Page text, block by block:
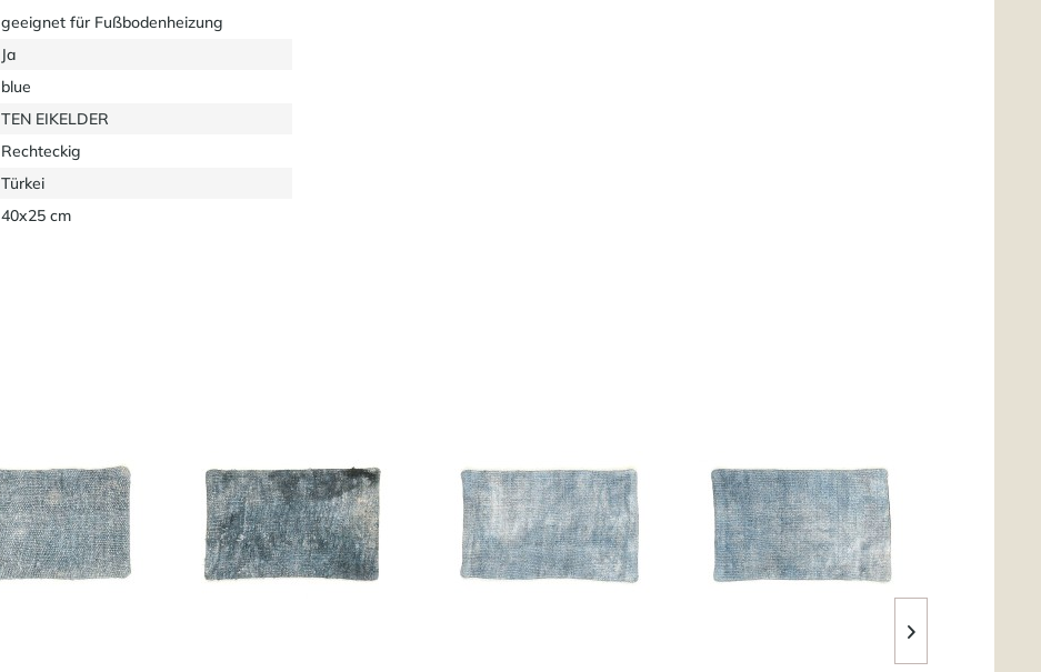
geeignet für Fußbodenheizung
Ja
blue
TEN EIKELDER
Rechteckig
Türkei
40x25 cm